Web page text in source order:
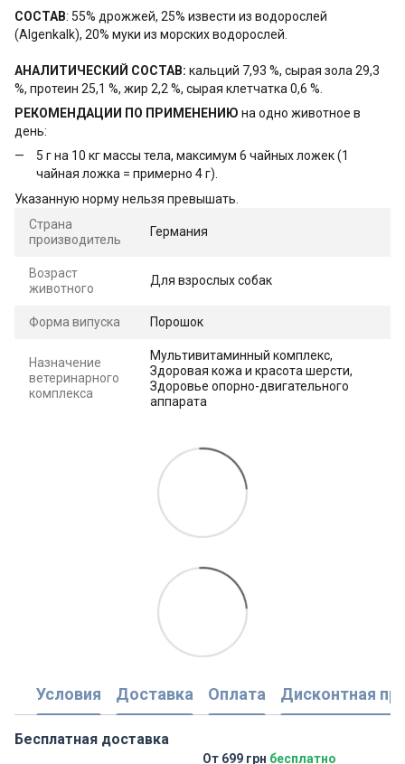
СОСТАВ: 55% дрожжей, 25% извести из водорослей
(Algenkalk), 20% муки из морских водорослей.
АНАЛИТИЧЕСКИЙ СОСТАВ: кальций 7,93 %, сырая зола 29,3
%, протеин 25,1 %, жир 2,2 %, сырая клетчатка 0,6 %.
РЕКОМЕНДАЦИИ ПО ПРИМЕНЕНИЮ на одно животное в
день:
5 г на 10 кг массы тела, максимум 6 чайных ложек (1
чайная ложка = примерно 4 г).
Указанную норму нельзя превышать.
Страна
производитель
Германия
Возраст
животного
Для взрослых собак
Форма випуска Порошок
Назначение
ветеринарного
комплекса
Мультивитаминный комплекс,
Здоровая кожа и красота шерсти,
Здоровье опорно-двигательного
аппарата
Условия Доставка Оплата Дисконтная
Бесплатная доставка
От 699 грн бесплатно